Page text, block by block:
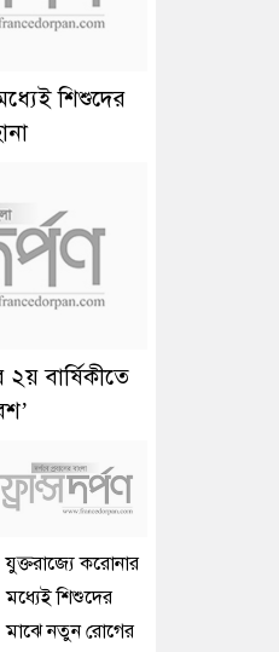
শিশুদের
বার্ষিকীতে
যুক্তরাজ্যে করোনার
মধ্যেই শিশুদের
মাঝে নতুন রোগের